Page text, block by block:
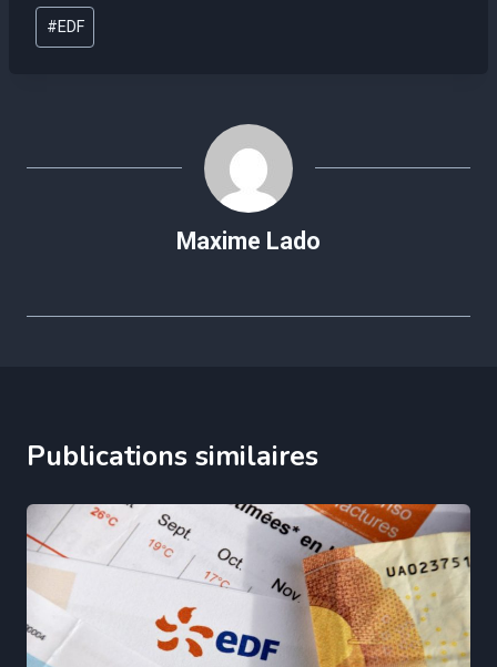
Étiquettes
de
#EDF
Maxime Lado
Publications similaires